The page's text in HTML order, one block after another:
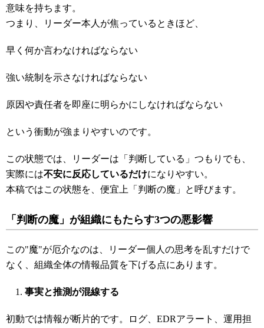
意味を持ちます。
つまり、リーダー本人が焦っているときほど、
早く何か言わなければならない
強い統制を示さなければならない
原因や責任者を即座に明らかにしなければならない
という衝動が強まりやすいのです。
この状態では、リーダーは「判断している」つもりでも、
実際には不安に反応しているだけになりやすい。
本稿ではこの状態を、便宜上「判断の魔」と呼びます。
「判断の魔」が組織にもたらす3つの悪影響
この"魔"が厄介なのは、リーダー個人の思考を乱すだけで
なく、組織全体の情報品質を下げる点にあります。
事実と推測が混線する
初動では情報が断片的です。ログ、EDRアラート、運用担